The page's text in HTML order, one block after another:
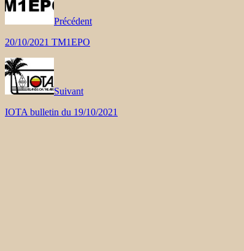
Précédent
20/10/2021 TM1EPO
Suivant
IOTA bulletin du 19/10/2021